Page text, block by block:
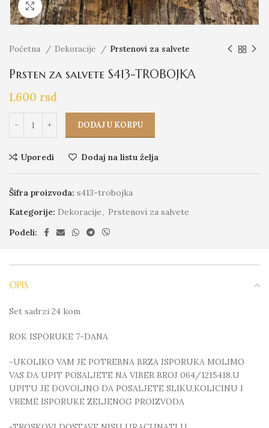
Click to enlarge
Početna Dekoracije Prstenovi za salvete
Prsten za salvete S413-TROBOJKA
1.600 rsd
DODAJ U KORPU
Uporedi Dodaj na listu želja
Šifra proizvoda: s413-trobojka
Kategorije: Dekoracije, Prstenovi za salvete
Podeli:
OPIS
Set sadrzi 24 kom
ROK ISPORUKE 7-DANA
-UKOLIKO VAM JE POTREBNA BRZA ISPORUKA MOLIMO
VAS DA UPIT POSALJETE NA VIBER BROJ 064/1215418.U
UPITU JE DOVOLJNO DA POSALJETE SLIKU,KOLICINU I
VREME ISPORUKE ZELJENOG PROIZVODA